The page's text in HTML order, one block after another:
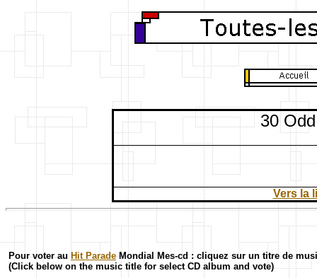
30
Vers la
Pour voter au Hit Parade Mondial Mes-cd : cliquez sur un titre de
(Click below on the music title for select CD album and vote)